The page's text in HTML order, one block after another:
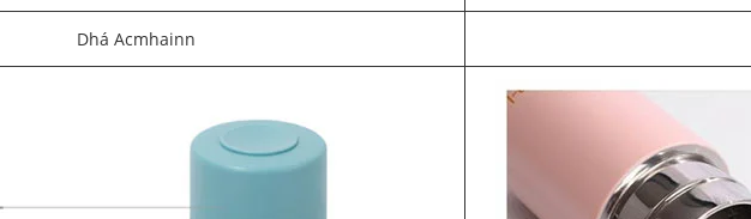
Dhá Acmhainn